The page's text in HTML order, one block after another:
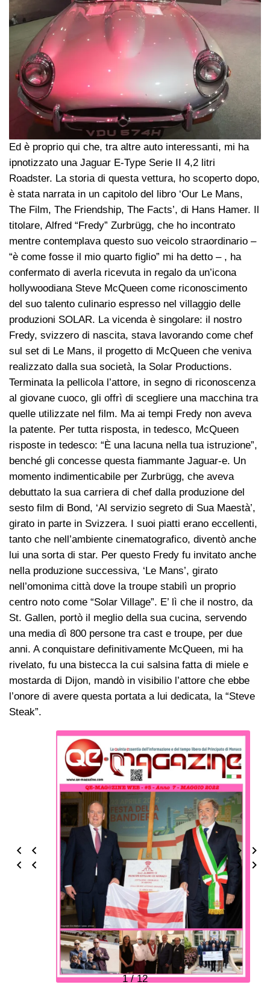
Ed è proprio qui che, tra altre auto interessanti, mi ha
ipnotizzato una Jaguar E-Type Serie II 4,2 litri
Roadster. La storia di questa vettura, ho scoperto dopo,
è stata narrata in un capitolo del libro ‘Our Le Mans,
The Film, The Friendship, The Facts’, di Hans Hamer. Il
titolare, Alfred “Fredy” Zurbrügg, che ho incontrato
mentre contemplava questo suo veicolo straordinario –
“è come fosse il mio quarto figlio” mi ha detto – , ha
confermato di averla ricevuta in regalo da un’icona
hollywoodiana Steve McQueen come riconoscimento
del suo talento culinario espresso nel villaggio delle
produzioni SOLAR. La vicenda è singolare: il nostro
Fredy, svizzero di nascita, stava lavorando come chef
sul set di Le Mans, il progetto di McQueen che veniva
realizzato dalla sua società, la Solar Productions.
Terminata la pellicola l’attore, in segno di riconoscenza
al giovane cuoco, gli offrì di scegliere una macchina tra
quelle utilizzate nel film. Ma ai tempi Fredy non aveva
la patente. Per tutta risposta, in tedesco, McQueen
risposte in tedesco: “È una lacuna nella tua istruzione”,
benché gli concesse questa fiammante Jaguar-e. Un
momento indimenticabile per Zurbrügg, che aveva
debuttato la sua carriera di chef dalla produzione del
sesto film di Bond, ‘Al servizio segreto di Sua Maestà’,
girato in parte in Svizzera. I suoi piatti erano eccellenti,
tanto che nell’ambiente cinematografico, diventò anche
lui una sorta di star. Per questo Fredy fu invitato anche
nella produzione successiva, ‘Le Mans’, girato
nell’omonima città dove la troupe stabilì un proprio
centro noto come “Solar Village”. E’ lì che il nostro, da
St. Gallen, portò il meglio della sua cucina, servendo
una media dì 800 persone tra cast e troupe, per due
anni. A conquistare definitivamente McQueen, mi ha
rivelato, fu una bistecca la cui salsina fatta di miele e
mostarda di Dijon, mandò in visibilio l’attore che ebbe
l’onore di avere questa portata a lui dedicata, la “Steve
Steak”.
1 / 12